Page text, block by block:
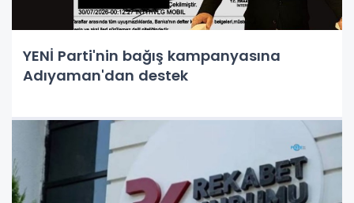
YENİ Parti'nin bağış kampanyasına
Adıyaman'dan destek